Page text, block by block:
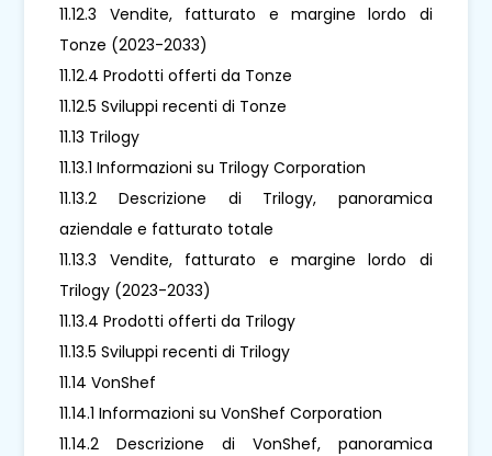
11.12.3 Vendite, fatturato e margine lordo di
Tonze (2023-2033)
11.12.4 Prodotti offerti da Tonze
11.12.5 Sviluppi recenti di Tonze
11.13 Trilogy
11.13.1 Informazioni su Trilogy Corporation
11.13.2 Descrizione di Trilogy, panoramica
aziendale e fatturato totale
11.13.3 Vendite, fatturato e margine lordo di
Trilogy (2023-2033)
11.13.4 Prodotti offerti da Trilogy
11.13.5 Sviluppi recenti di Trilogy
11.14 VonShef
11.14.1 Informazioni su VonShef Corporation
11.14.2 Descrizione di VonShef, panoramica